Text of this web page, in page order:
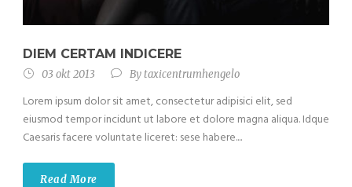
DIEM CERTAM INDICERE
03 okt 2013 Bytaxicentrumhengelo
Lorem ipsum dolor sit amet, consectetur adipisici elit, sed
eiusmod tempor incidunt ut labore et dolore magna aliqua. Idque
Caesaris facere voluntate liceret: sese habere....
Read More